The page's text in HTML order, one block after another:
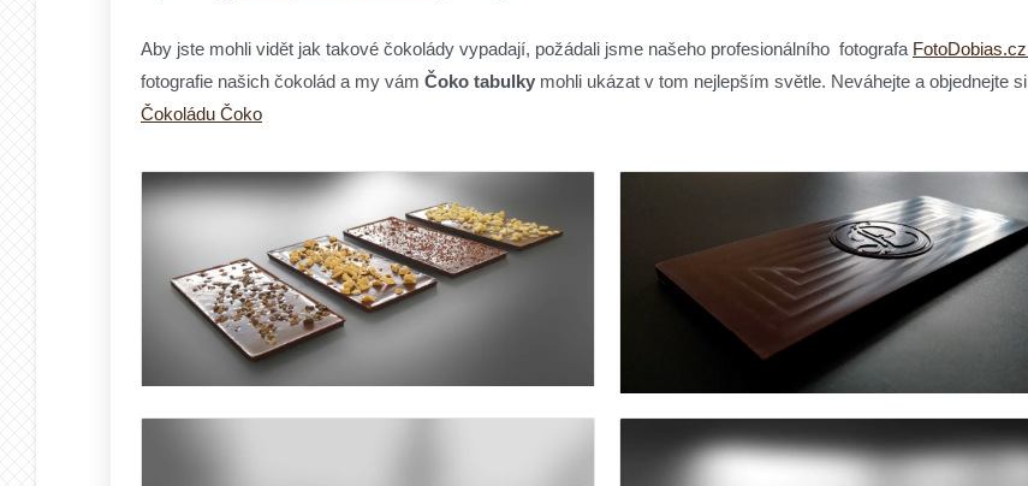
Aby jste mohli vidět jak takové čokolády vypadají, požádali jsme našeho profesionálního fotografa FotoDobias.cz
fotografie našich čokolád a my vám Čoko tabulky mohli ukázat v tom nejlepším světle. Neváhejte a objednejte si
Čokoládu Čoko